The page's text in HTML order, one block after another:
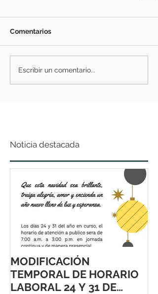
Comentarios
Escribir un comentario...
Noticia destacada
MODIFICACIÓN
TEMPORAL DE HORARIO
LABORAL 24 Y 31 DE